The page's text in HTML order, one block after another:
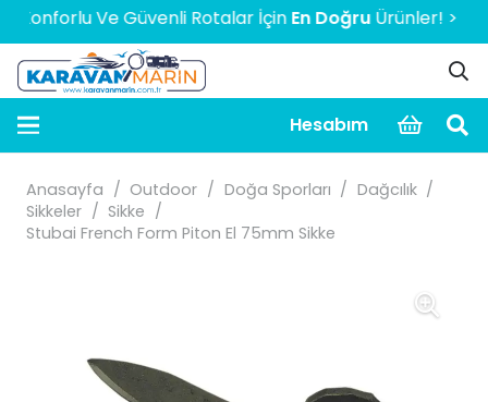
Konforlu Ve Güvenli Rotalar İçinEn DoğruÜrünler! > > > >
Hesabım
Anasayfa / Outdoor / Doğa Sporları / Dağcılık /
Sikkeler / Sikke /
Stubai French Form Piton El 75mm Sikke